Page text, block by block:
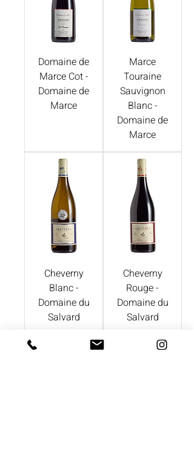
Marce
Touraine
Sauvignon
Blanc -
Domaine de
Marce
Domaine de
Marce Cot -
Domaine de
Marce
Cheverny
Rouge -
Domaine du
Salvard
Cheverny
Blanc -
Domaine du
Salvard